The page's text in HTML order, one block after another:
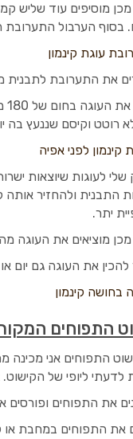
מוסיפים עוד שליש
בסוף הערבול התערובת
את התערובת לתבנית
רוטט וקיסם שננעץ בה
שלי לעוגות שיוצאות
התבנית ולהחזיר
יתר.
מוציאים את העוגה
את העוגה גם יום
התפוחים
התפוחים אני מכינה
לדעתי ליופי של
את התפוחים
את התפוחים במחבת או